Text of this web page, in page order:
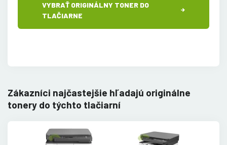
VYBRAŤ ORIGINÁLNY TONER DO
TLAČIARNE
Zákazníci najčastejšie hľadajú originálne
tonery do týchto tlačiarní